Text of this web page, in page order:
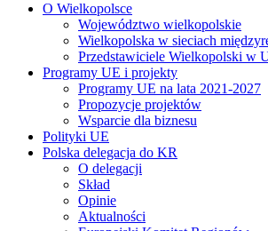
O Wielkopolsce
Województwo wielkopolskie
Wielkopolska w sieciach
Przedstawiciele Wielkopolski w
Programy UE i projekty
Programy UE na lata 2021-2027
Propozycje projektów
Wsparcie dla biznesu
Polityki UE
Polska delegacja do KR
O delegacji
Skład
Opinie
Aktualności